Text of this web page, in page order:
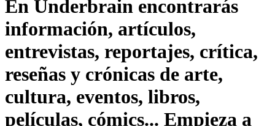
En Underbrain encontrarás
información, artículos,
entrevistas, reportajes, crítica,
reseñas y crónicas de arte,
cultura, eventos, libros,
películas, cómics... Empieza a